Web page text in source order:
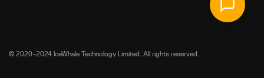
© 2020-2024 IceWhale Technology Limited. All rights reserved.